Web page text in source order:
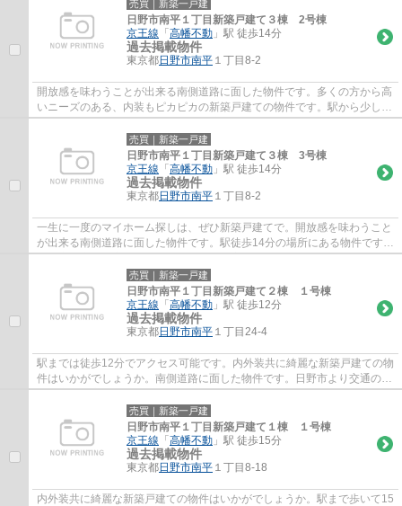
売買｜新築一戸建
日野市南平１丁目新築戸建て３棟 2号棟
京王線 「 高幡不動 」駅 徒歩14分
過去掲載物件
東京都日野市南平 １丁目8-2
開放感を味わうことが出来る南側道路に面した物件です。多くの方から高
いニーズのある、内装もピカピカの新築戸建ての物件です。駅から少し離
れた、駅徒歩14分の物件です。日野市にあ...
売買｜新築一戸建
日野市南平１丁目新築戸建て３棟 3号棟
京王線 「 高幡不動 」駅 徒歩14分
過去掲載物件
東京都日野市南平 １丁目8-2
一生に一度のマイホーム探しは、ぜひ新築戸建てで。開放感を味わうこと
が出来る南側道路に面した物件です。駅徒歩14分の場所にある物件です。
日野市や京王線高幡不動付近でなら、お客...
売買｜新築一戸建
日野市南平１丁目新築戸建て２棟 １号棟
京王線 「 高幡不動 」駅 徒歩12分
過去掲載物件
東京都日野市南平 １丁目24-4
駅までは徒歩12分でアクセス可能です。内外装共に綺麗な新築戸建ての物
件はいかがでしょうか。南側道路に面した物件です。日野市より交通の便
利な京王線高幡不動周辺の一戸建てはいか...
売買｜新築一戸建
日野市南平１丁目新築戸建て１棟 １号棟
京王線 「 高幡不動 」駅 徒歩15分
過去掲載物件
東京都日野市南平 １丁目8-18
内外装共に綺麗な新築戸建ての物件はいかがでしょうか。駅まで歩いて15